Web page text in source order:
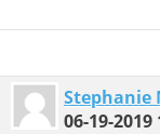
Stephanie
06-19-2019